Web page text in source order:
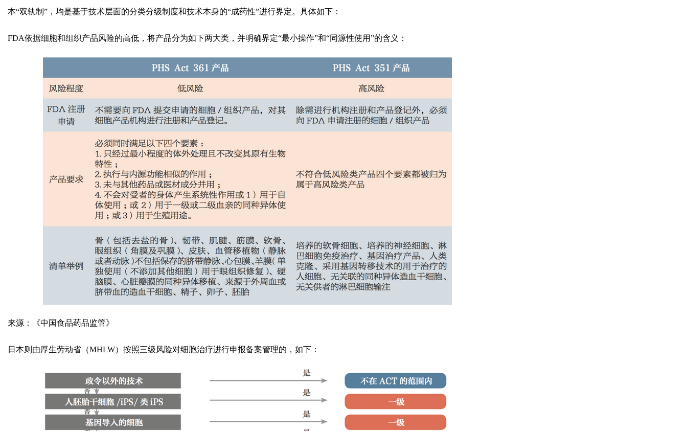
本“双轨制”，均是基于技术层面的分类分级制度和技术本身的“成药性”进行界定。具体如下：
FDA依据细胞和组织产品风险的高低，将产品分为如下两大类，并明确界定“最小操作”和“同源性使用”的含义：
来源：《中国食品药品监管》
日本则由厚生劳动省（MHLW）按照三级风险对细胞治疗进行申报备案管理的，如下：